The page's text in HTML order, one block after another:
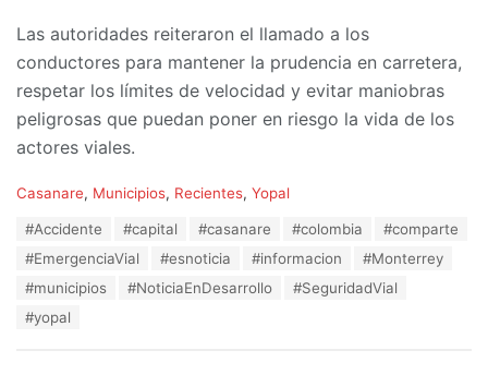
Las autoridades reiteraron el llamado a los
conductores para mantener la prudencia en carretera,
respetar los límites de velocidad y evitar maniobras
peligrosas que puedan poner en riesgo la vida de los
actores viales.
C
Casanare, Municipios, Recientes, Yopal
#Accidente #capital #casanare #colombia
#comparte
#EmergenciaVial
#esnoticia #informacion
#Monterrey
#municipios
#NoticiaEnDesarrollo
#SeguridadVial
#yopal